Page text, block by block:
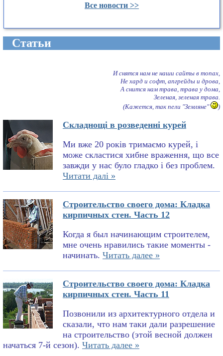
Все новости >>
Cтатьи
И снятся нам не наши сайты в топах,
Не хард и софт, апгрейды и дрова,
А снится нам трава, трава у дома,
Зеленая, зеленая трава.
(Кажется, так пели "Земляне"
)
Складнощі в розведенні курей
Ми вже 20 років тримаємо курей, і
може скластися хибне враження, що все
завжди у нас було гладко і без проблем.
Читати далі »
Строительство своего дома: Кладка
кирпичных стен. Часть 12
Когда я был начинающим строителем,
мне очень нравились такие моменты -
начинать. Читать далее »
Строительство своего дома: Кладка
кирпичных стен. Часть 11
Позвонили из архитектурного отдела и
сказали, что нам таки дали разрешение
на строительство (этой весной должен
начаться 7-й сезон). Читать далее »